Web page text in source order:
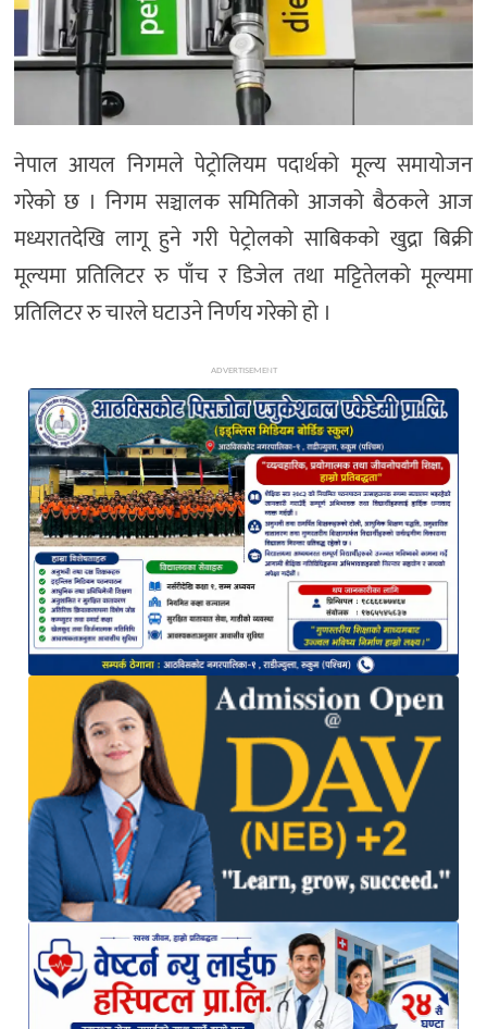
नेपाल आयल निगमले पेट्रोलियम पदार्थको मूल्य समायोजन
गरेको छ । निगम सञ्चालक समितिको आजको बैठकले आज
मध्यरातदेखि लागू हुने गरी पेट्रोलको साबिकको खुद्रा बिक्री
मूल्यमा प्रतिलिटर रु पाँच र डिजेल तथा मट्टितेलको मूल्यमा
प्रतिलिटर रु चारले घटाउने निर्णय गरेको हो ।
ADVERTISEMENT